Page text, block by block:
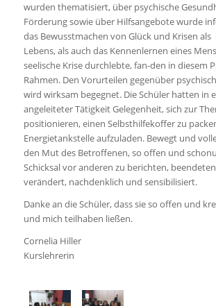
wurden thematisiert, über psychische
Förderung sowie über Hilfsangebote wurde
das Bewusstmachen von Glück und Krisen
Lebens, als auch das Kennenlernen eines
seelische Krise durchlebte, fan-den in diesem
Rahmen. Den Vorurteilen gegenüber
wird wirksam begegnet. Die Schüler hatten in
angeleiteter Tätigkeit Gelegenheit, sich zur
positionieren, einen Selbsthilfekoffer zu
Energietankstelle aufzuladen. Bewegt und
den Mut des Betroffenen, so offen und
Schicksal vor anderen zu berichten,
verändert, nachdenklich und sensibilisiert.
Danke an die Schüler, dass sie so offen und
und mich teilhaben ließen.
Cornelia Hiller
Kurslehrerin